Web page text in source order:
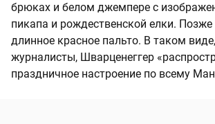
брюках и белом джемпере с
пикапа и рождественской елки. Позже
длинное красное пальто. В таком
журналисты, Шварценеггер
праздничное настроение по всему